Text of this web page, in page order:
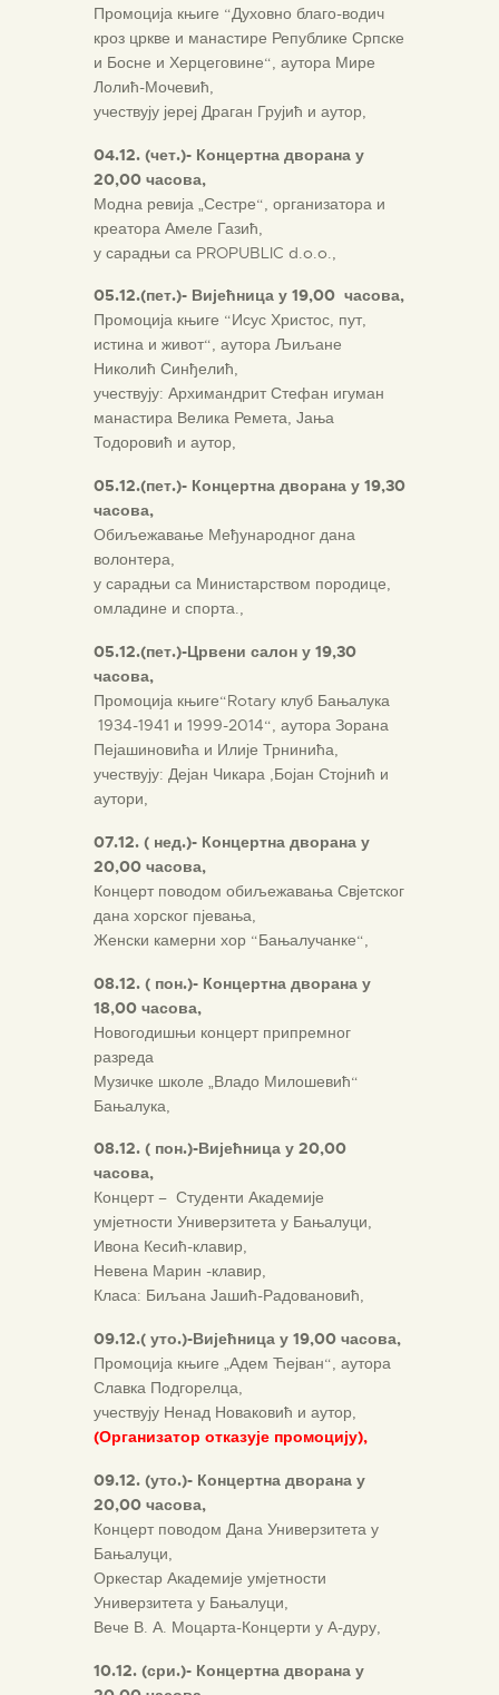
Промоција књиге “Духовно благо-водич
кроз цркве и манастире Републике Српске
и Босне и Херцеговине“, аутора Мире
Лолић-Мочевић,
учествују јереј Драган Грујић и аутор,
04.12. (чет.)- Концертна дворана у
20,00 часова,
Модна ревија „Сестре“, организатора и
креатора Амеле Газић,
у сарадњи са PROPUBLIC d.o.o.,
05.12.(пет.)- Вијећница у 19,00 часова,
Промоција књиге “Исус Христос, пут,
истина и живот“, аутора Љиљане
Николић Синђелић,
учествују: Архимандрит Стефан игуман
манастира Велика Ремета, Јања
Тодоровић и аутор,
05.12.(пет.)- Концертна дворана у 19,30
часова,
Обиљежавање Међународног дана
волонтера,
у сарадњи са Министарством породице,
омладине и спорта.,
05.12.(пет.)-Црвени салон у 19,30
часова,
Промоција књиге“Rotary клуб Бањалука
1934-1941 и 1999-2014“, аутора Зорана
Пејашиновића и Илије Трнинића,
учествују: Дејан Чикара ,Бојан Стојнић и
аутори,
07.12. ( нед.)- Концертна дворана у
20,00 часова,
Концерт поводом обиљежавања Свјетског
дана хорског пјевања,
Женски камерни хор “Бањалучанке“,
08.12. ( пон.)- Концертна дворана у
18,00 часова,
Новогодишњи концерт припремног
разреда
Музичке школе „Владо Милошевић“
Бањалука,
08.12. ( пон.)-Вијећница у 20,00
часова,
Концерт – Студенти Академије
умјетности Универзитета у Бањалуци,
Ивона Кесић-клавир,
Невена Марин -клавир,
Класа: Биљана Јашић-Радовановић,
09.12.( уто.)-Вијећница у 19,00 часова,
Промоција књиге „Адем Ћејван“, аутора
Славка Подгорелца,
учествују Ненад Новаковић и аутор,
(Организатор отказује промоцију),
09.12. (уто.)- Концертна дворана у
20,00 часова,
Концерт поводом Дана Универзитета у
Бањалуци,
Оркестар Академије умјетности
Универзитета у Бањалуци,
Вече В. А. Моцарта-Концерти у А-дуру,
10.12. (сри.)- Концертна дворана у